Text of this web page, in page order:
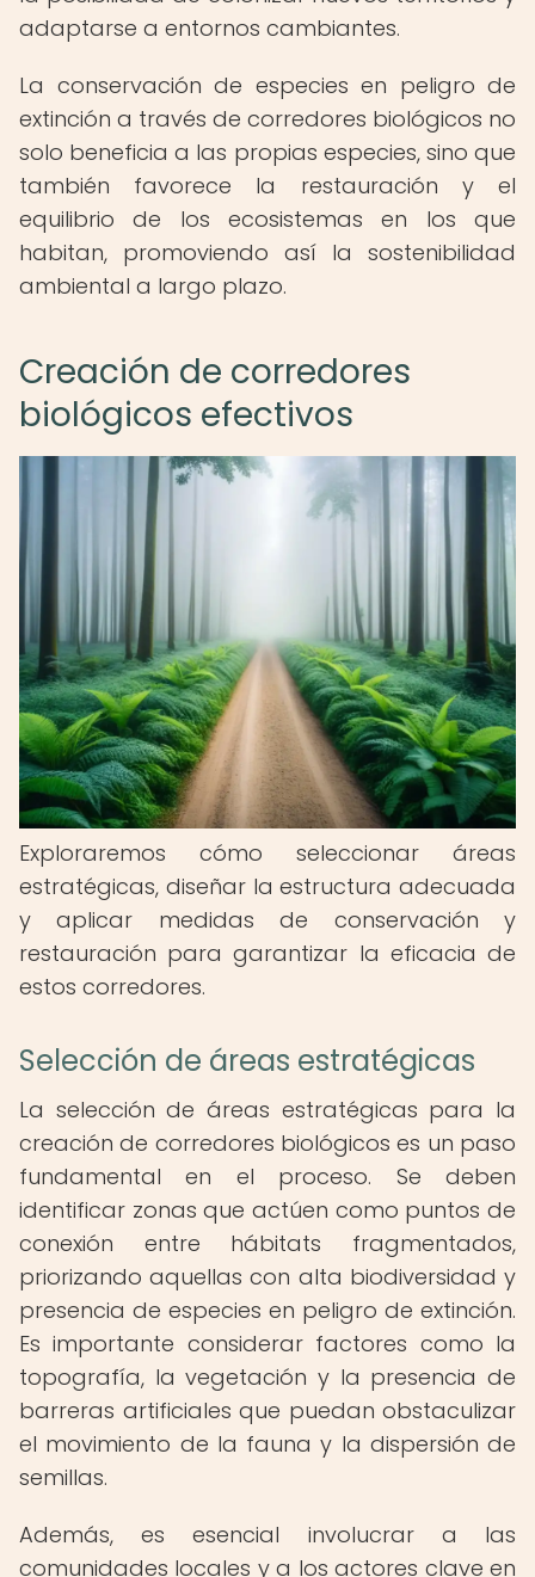
adaptarse a entornos cambiantes.
La conservación de especies en peligro de
extinción a través de corredores biológicos no
solo beneficia a las propias especies, sino que
también favorece la restauración y el
equilibrio de los ecosistemas en los que
habitan, promoviendo así la sostenibilidad
ambiental a largo plazo.
Creación de corredores
biológicos efectivos
Exploraremos cómo seleccionar áreas
estratégicas, diseñar la estructura adecuada
y aplicar medidas de conservación y
restauración para garantizar la eficacia de
estos corredores.
Selección de áreas estratégicas
La selección de áreas estratégicas para la
creación de corredores biológicos es un paso
fundamental en el proceso. Se deben
identificar zonas que actúen como puntos de
conexión entre hábitats fragmentados,
priorizando aquellas con alta biodiversidad y
presencia de especies en peligro de extinción.
Es importante considerar factores como la
topografía, la vegetación y la presencia de
barreras artificiales que puedan obstaculizar
el movimiento de la fauna y la dispersión de
semillas.
Además, es esencial involucrar a las
comunidades locales y a los actores clave en